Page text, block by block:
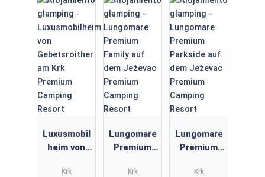
Luxusmobil
heim von
Krk
Lungomare
Premium
Krk
Lungomare
Premium
Krk